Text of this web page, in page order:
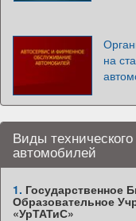
на
Виды
автомобилей
1. Государственное
Образовательное
«УрТАТиС»